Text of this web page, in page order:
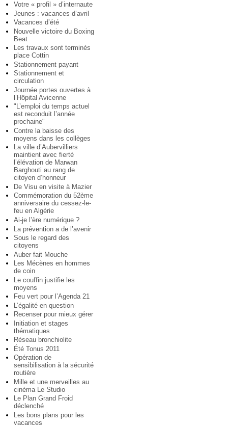
Votre « profil » d’internaute
Jeunes : vacances d’avril
Vacances d’été
Nouvelle victoire du Boxing
Beat
Les travaux sont terminés
place Cottin
Stationnement payant
Stationnement et
circulation
Journée portes ouvertes à
l’Hôpital Avicenne
"L’emploi du temps actuel
est reconduit l’année
prochaine"
Contre la baisse des
moyens dans les collèges
La ville d’Aubervilliers
maintient avec fierté
l’élévation de Marwan
Barghouti au rang de
citoyen d’honneur
De Visu en visite à Mazier
Commémoration du 52ème
anniversaire du cessez-le-
feu en Algérie
Ai-je l’ère numérique ?
La prévention a de l’avenir
Sous le regard des
citoyens
Auber fait Mouche
Les Mécènes en hommes
de coin
Le couffin justifie les
moyens
Feu vert pour l’Agenda 21
L’égalité en question
Recenser pour mieux gérer
Initiation et stages
thématiques
Réseau bronchiolite
Été Tonus 2011
Opération de
sensibilisation à la sécurité
routière
Mille et une merveilles au
cinéma Le Studio
Le Plan Grand Froid
déclenché
Les bons plans pour les
vacances